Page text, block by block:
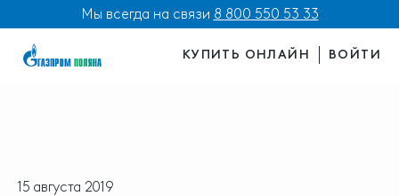
Мы всегда на связи 8 800 550 53 33
КУПИТЬ ОНЛАЙН ВОЙТИ
15 августа 2019